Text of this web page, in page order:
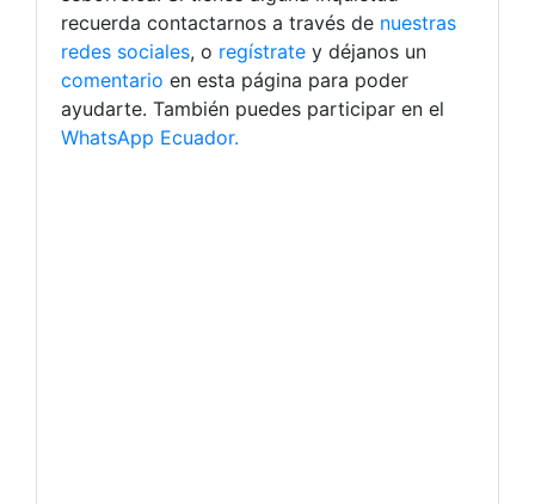
recuerda contactarnos a través de nuestras
redes sociales, o regístrate y déjanos un
comentario en esta página para poder
ayudarte. También puedes participar en el
WhatsApp Ecuador.